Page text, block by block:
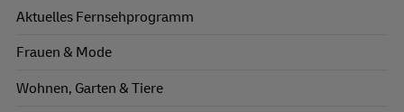
Aktuelles Fernsehprogramm
Frauen & Mode
Wohnen, Garten & Tiere